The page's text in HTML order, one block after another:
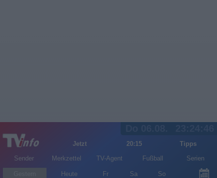
Jetzt 20:15
Tipps
Sender
Merkzettel TV-Agent Fußball Serien
Heute Fr Sa So